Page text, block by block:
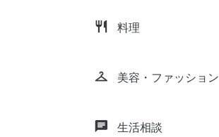
restaurant 料理
checkroom 美容・ファッション
chat 生活相談